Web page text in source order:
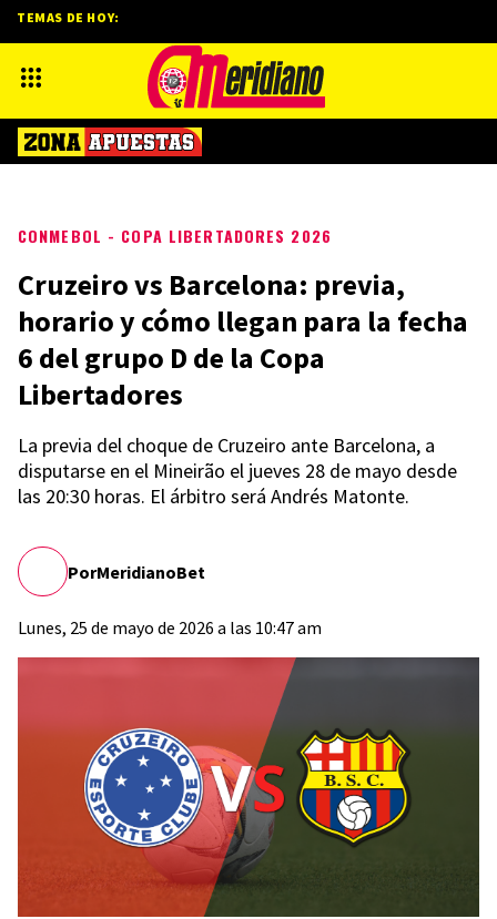
CONMEBOL - COPA LIBERTADORES 2026
Cruzeiro vs Barcelona: previa,
horario y cómo llegan para la fecha
6 del grupo D de la Copa
Libertadores
La previa del choque de Cruzeiro ante Barcelona, a
disputarse en el Mineirão el jueves 28 de mayo desde
las 20:30 horas. El árbitro será Andrés Matonte.
PorMeridianoBet
Lunes, 25 de mayo de 2026 a las 10:47 am
TEMAS DE HOY: